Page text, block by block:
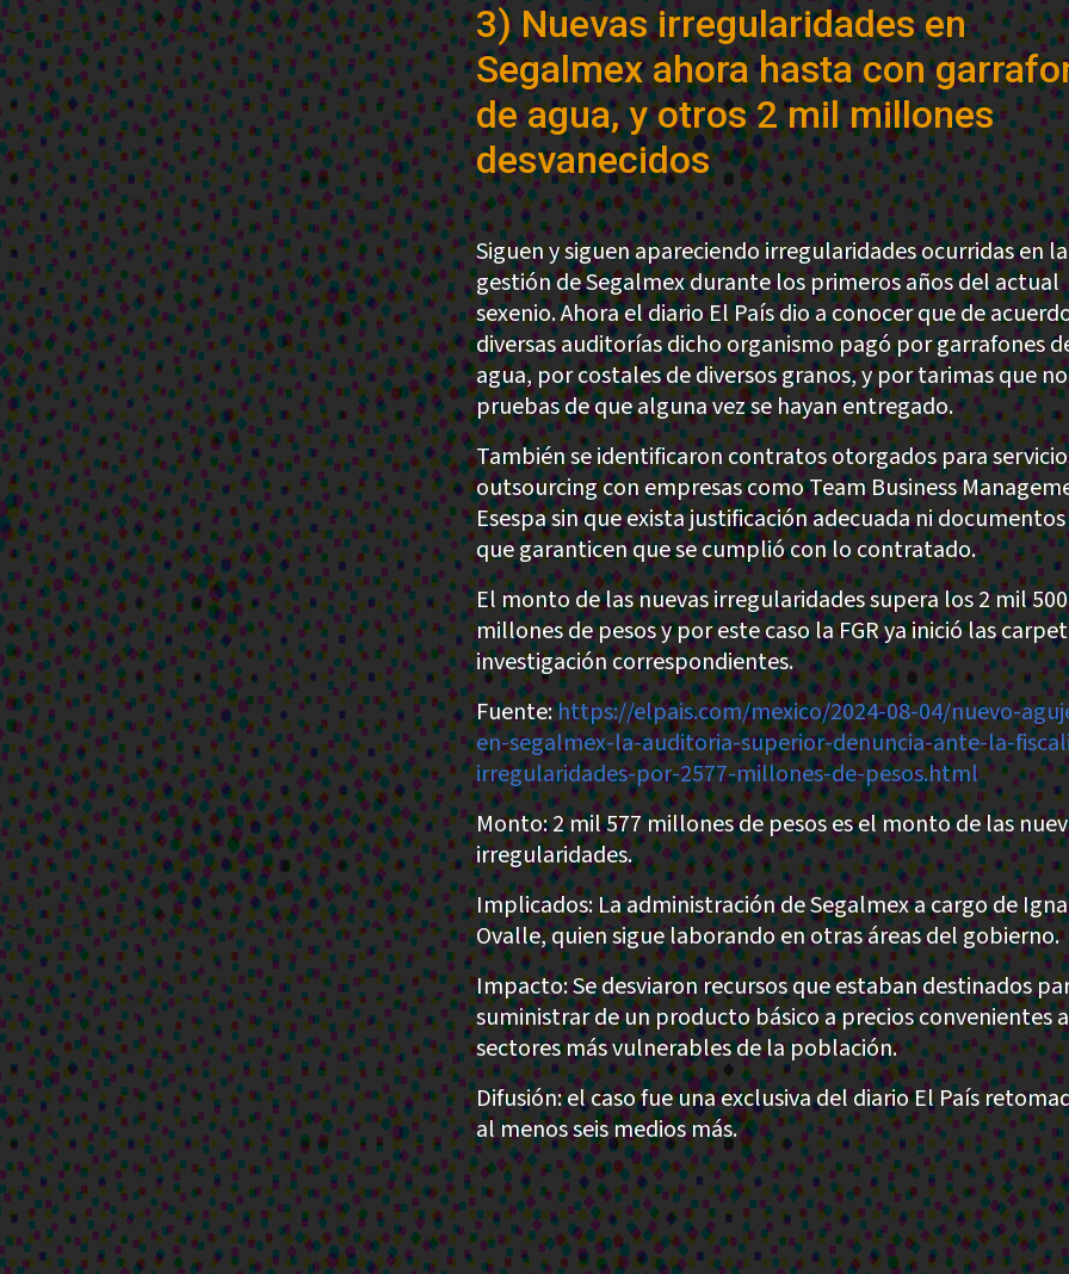
3) Nuevas irregularidades en
Segalmex ahora hasta con
de agua, y otros 2 mil millones
desvanecidos
Siguen y siguen apareciendo irregularidades ocurridas en la
gestión de Segalmex durante los primeros años del actual
sexenio. Ahora el diario El País dio a conocer que de
diversas auditorías dicho organismo pagó por garrafones
agua, por costales de diversos granos, y por tarimas que
pruebas de que alguna vez se hayan entregado.
También se identificaron contratos otorgados para
outsourcing con empresas como Team Business
Esespa sin que exista justificación adecuada ni
que garanticen que se cumplió con lo contratado.
El monto de las nuevas irregularidades supera los 2 mil 500
millones de pesos y por este caso la FGR ya inició las
investigación correspondientes.
Fuente:https://elpais.com/mexico/2024-08-04/nuevo-
en-segalmex-la-auditoria-superior-denuncia-ante-la-
irregularidades-por-2577-millones-de-pesos.html
Monto: 2 mil 577 millones de pesos es el monto de las
irregularidades.
Implicados: La administración de Segalmex a cargo de
Ovalle, quien sigue laborando en otras áreas del gobierno.
Impacto: Se desviaron recursos que estaban destinados
suministrar de un producto básico a precios convenientes
sectores más vulnerables de la población.
Difusión: el caso fue una exclusiva del diario El País
al menos seis medios más.